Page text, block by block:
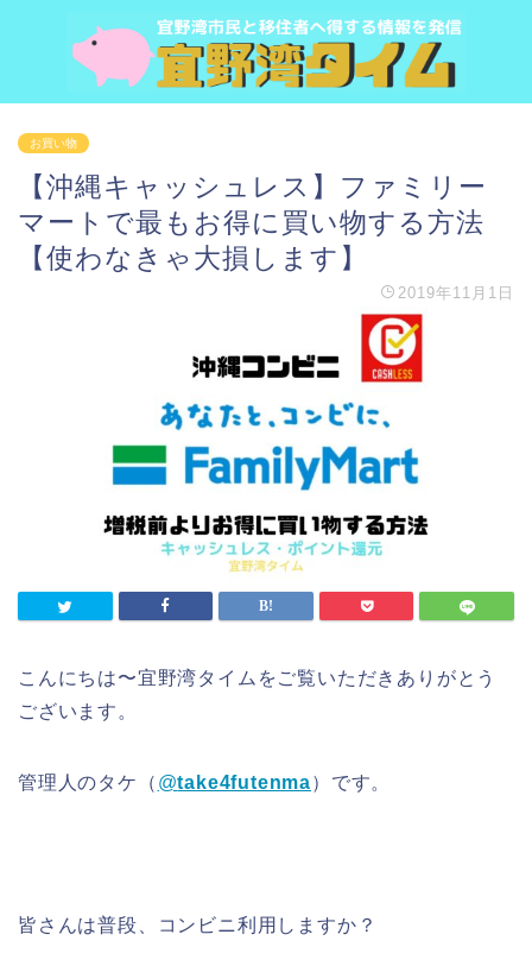
お買い物
【沖縄キャッシュレス】ファミリー
マートで最もお得に買い物する方法
【使わなきゃ大損します】
2019年11月1日
こんにちは〜宜野湾タイムをご覧いただきありがとう
ございます。
管理人のタケ（ @take4futenma）です。
皆さんは普段、コンビニ利用しますか？